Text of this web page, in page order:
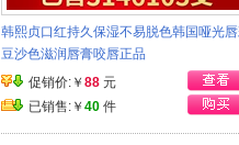
韩熙贞口红持久保湿不易脱色韩国哑光
豆沙色滋润唇膏咬唇正品
促销价:￥ 88 元
已销售:￥ 40 件